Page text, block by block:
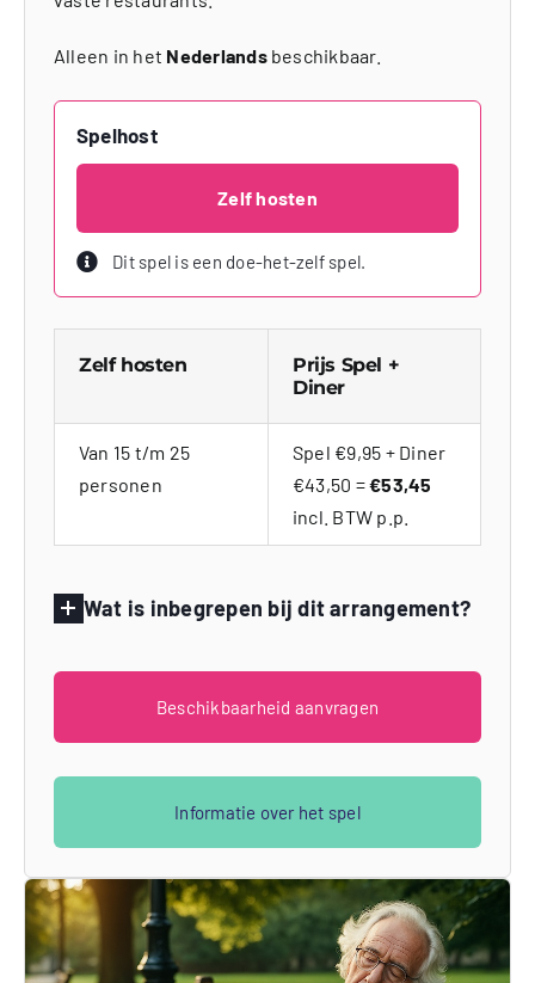
Alleen in het Nederlandsbeschikbaar.
Spelhost
Zelf hosten
Dit spel is een doe-het-zelf spel.
Zelf hosten
Prijs Spel +
Diner
Van 15 t/m 25
personen
Spel €9,95 + Diner
€43,50 =€53,45
incl. BTW p.p.
Wat is inbegrepen bij dit arrangement?
Beschikbaarheid aanvragen
Informatie over het spel